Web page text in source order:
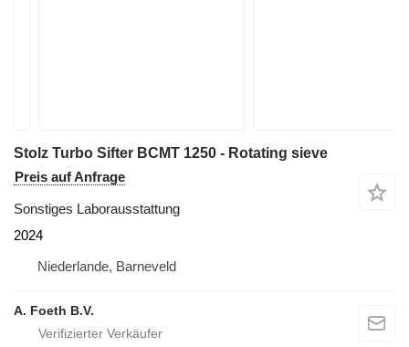
Stolz Turbo Sifter BCMT 1250 - Rotating sieve
Preis auf Anfrage
Sonstiges Laborausstattung
2024
Niederlande, Barneveld
A. Foeth B.V.